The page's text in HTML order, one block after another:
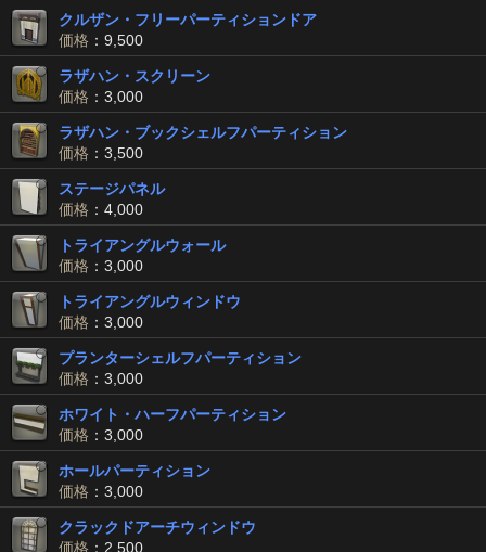
クルザン・フリーパーティションドア
価格 ：9,500
ラザハン・スクリーン
価格 ：3,000
ラザハン・ブックシェルフパーティション
価格 ：3,500
ステージパネル
価格 ：4,000
トライアングルウォール
価格 ：3,000
トライアングルウィンドウ
価格 ：3,000
プランターシェルフパーティション
価格 ：3,000
ホワイト・ハーフパーティション
価格 ：3,000
ホールパーティション
価格 ：3,000
クラックドアーチウィンドウ
価格 ：2,500